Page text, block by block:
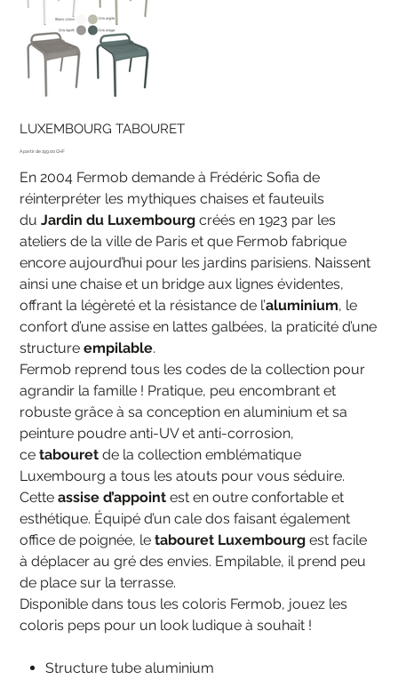
LUXEMBOURG TABOURET
Prix 199.00 CHF
En 2004 Fermob demande à Frédéric Sofia de
réinterpréter les mythiques chaises et fauteuils
duJardin du Luxembourg créés en 1923 par les
ateliers de la ville de Paris et que Fermob fabrique
encore aujourd’hui pour les jardins parisiens. Naissent
ainsi une chaise et un bridge aux lignes évidentes,
offrant la légèreté et la résistance de l’aluminium, le
confort d’une assise en lattes galbées, la praticité d’une
structureempilable.
Fermob reprend tous les codes de la collection pour
agrandir la famille ! Pratique, peu encombrant et
robuste grâce à sa conception en aluminium et sa
peinture poudre anti-UV et anti-corrosion,
cetabouret de la collection emblématique
Luxembourg a tous les atouts pour vous séduire.
Cetteassise d’appoint est en outre confortable et
esthétique. Équipé d’un cale dos faisant également
office de poignée, letabouret Luxembourg est facile
à déplacer au gré des envies. Empilable, il prend peu
de place sur la terrasse.
Disponible dans tous les coloris Fermob, jouez les
coloris peps pour un look ludique à souhait !
Structure tube aluminium